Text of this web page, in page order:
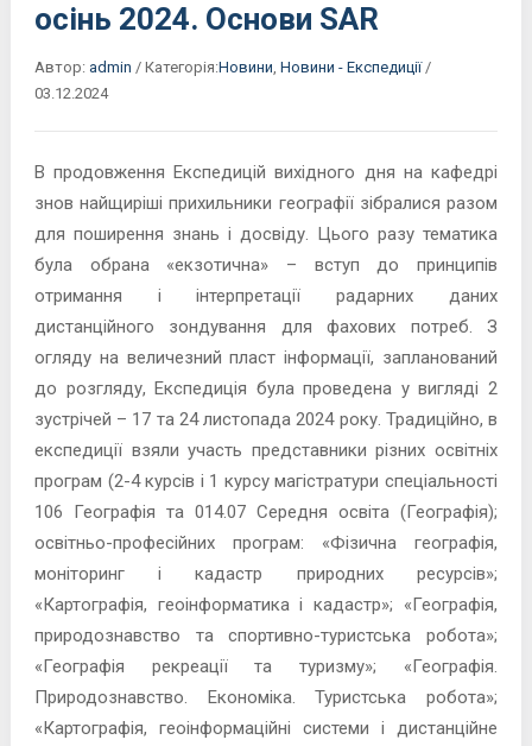
осінь 2024. Основи SAR
Автор: admin / Категорія:Новини, Новини - Експедиції/
03.12.2024
В продовження Експедицій вихідного дня на кафедрі
знов найщиріші прихильники географії зібралися разом
для поширення знань і досвіду. Цього разу тематика
була обрана «екзотична» – вступ до принципів
отримання і інтерпретації радарних даних
дистанційного зондування для фахових потреб. З
огляду на величезний пласт інформації, запланований
до розгляду, Експедиція була проведена у вигляді 2
зустрічей – 17 та 24 листопада 2024 року. Традиційно, в
експедиції взяли участь представники різних освітніх
програм (2-4 курсів і 1 курсу магістратури спеціальності
106 Географія та 014.07 Середня освіта (Географія);
освітньо-професійних програм: «Фізична географія,
моніторинг і кадастр природних ресурсів»;
«Картографія, геоінформатика і кадастр»; «Географія,
природознавство та спортивно-туристська робота»;
«Географія рекреації та туризму»; «Географія.
Природознавство. Економіка. Туристська робота»;
«Картографія, геоінформаційні системи і дистанційне